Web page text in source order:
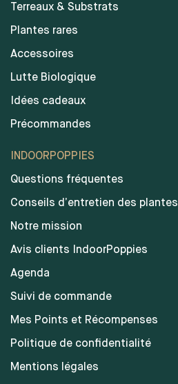
Terreaux & Substrats
Plantes rares
Accessoires
Lutte Biologique
Idées cadeaux
Précommandes
INDOORPOPPIES
Questions fréquentes
Conseils d’entretien des plantes
Notre mission
Avis clients IndoorPoppies
Agenda
Suivi de commande
Mes Points et Récompenses
Politique de confidentialité
Mentions légales